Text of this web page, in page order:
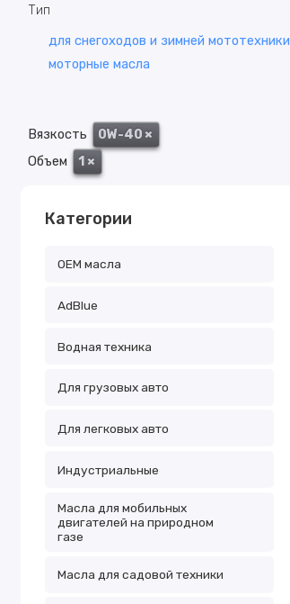
Тип
для снегоходов и зимней мототехники
моторные масла
Вязкость 0W-40×
Объем
1×
Категории
OEM масла
АdBlue
Водная техника
Для грузовых авто
Для легковых авто
Индустриальные
Масла для мобильных
двигателей на природном
газе
Масла для садовой техники